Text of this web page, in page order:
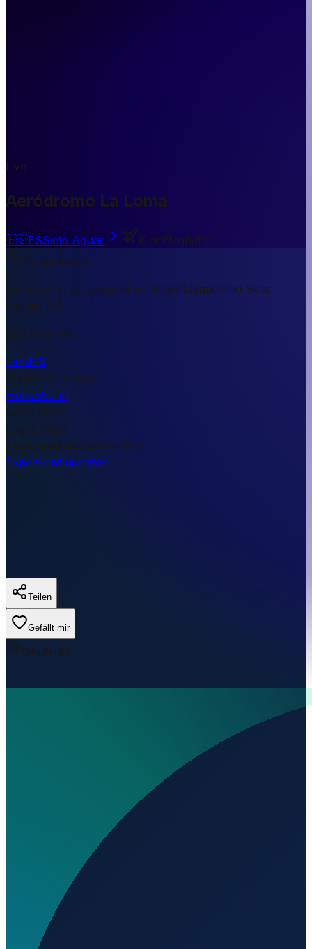
Live
Aeródromo La Loma
🇪🇸ESSiete Aguas
Kleinflughafen
Kurzantwort
Aeródromo La Loma ist ein Kleinflughafen in Siete
Aguas, ES.
850 m ü. NN.
LandES
StadtSiete Aguas
Höhe850 m
Lat39.4887
Lng-0.9022
TimezoneEurope/London
TypeKleinflughafen
Teilen
Gefällt mir
0Aufrufe
Wo liegt Aeródromo La Loma?
Auf welcher Höhe liegt Aeródromo La Loma?